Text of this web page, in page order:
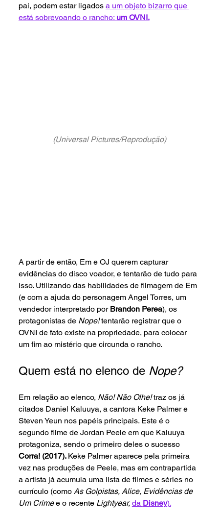
pai, podem estar ligados a um objeto bizarro que
está sobrevoando o rancho: um OVNI.
(Universal Pictures/Reprodução)
A partir de então, Em e OJ querem capturar
evidências do disco voador, e tentarão de tudo para
isso. Utilizando das habilidades de filmagem de Em
(e com a ajuda do personagem Angel Torres, um
vendedor interpretado por Brandon Perea), os
protagonistas de Nope! tentarão registrar que o
OVNI de fato existe na propriedade, para colocar
um fim ao mistério que circunda o rancho.
Quem está no elenco de Nope?
Em relação ao elenco, Não! Não Olhe! traz os já
citados Daniel Kaluuya, a cantora Keke Palmer e
Steven Yeun nos papéis principais. Este é o
segundo filme de Jordan Peele em que Kaluuya
protagoniza, sendo o primeiro deles o sucesso
Corra! (2017). Keke Palmer aparece pela primeira
vez nas produções de Peele, mas em contrapartida
a artista já acumula uma lista de filmes e séries no
currículo (como As Golpistas, Alice, Evidências de
Um Crime e o recente Lightyear, da Disney).